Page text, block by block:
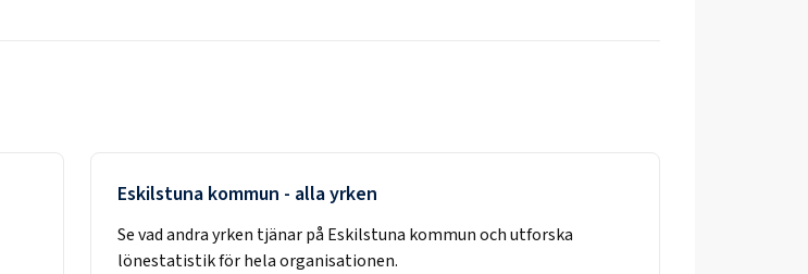
Eskilstuna kommun - alla yrken
Se vad andra yrken tjänar på Eskilstuna kommunoch utforska
lönestatistik för hela organisationen.